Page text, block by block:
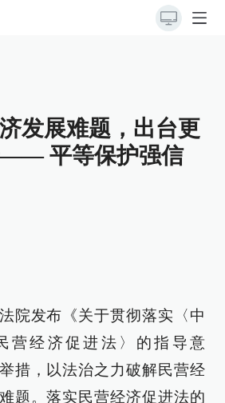
发展难题，出台更
平等保护强信
院发布《关于贯彻落实〈中
营经济促进法〉的指导意
措，以法治之力破解民营经
题。落实民营经济促进法的